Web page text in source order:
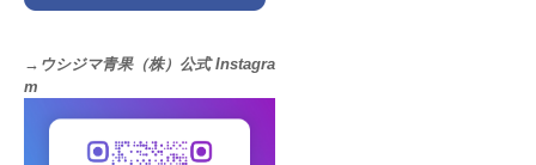
→ウシジマ青果（株）公式 Instagra
m